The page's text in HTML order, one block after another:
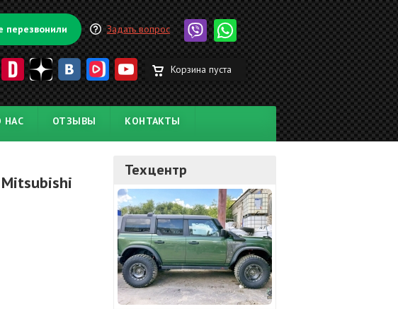
перезвонили Задать вопрос
Корзина пуста
НАС ОТЗЫВЫ КОНТАКТЫ
Техцентр